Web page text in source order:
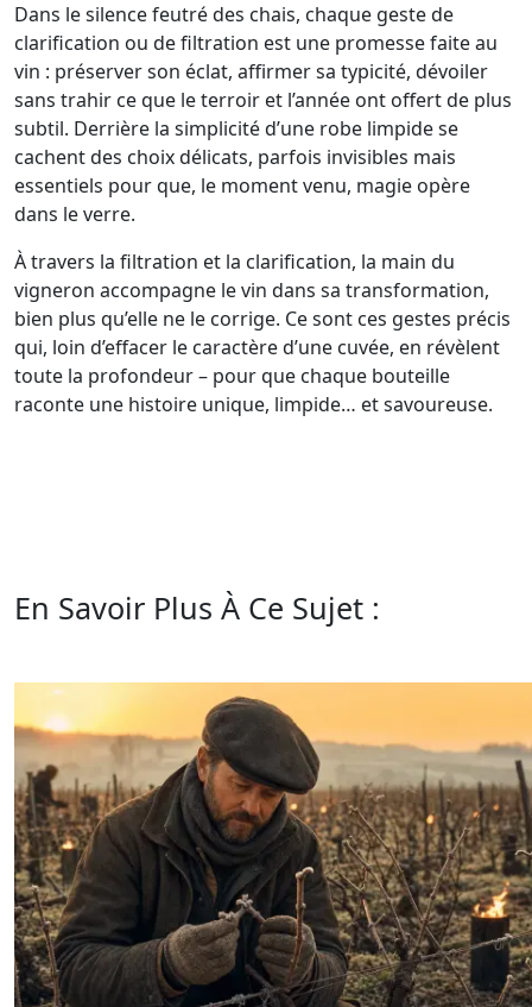
Dans le silence feutré des chais, chaque geste de
clarification ou de filtration est une promesse faite au
vin : préserver son éclat, affirmer sa typicité, dévoiler
sans trahir ce que le terroir et l’année ont offert de plus
subtil. Derrière la simplicité d’une robe limpide se
cachent des choix délicats, parfois invisibles mais
essentiels pour que, le moment venu, magie opère
dans le verre.
À travers la filtration et la clarification, la main du
vigneron accompagne le vin dans sa transformation,
bien plus qu’elle ne le corrige. Ce sont ces gestes précis
qui, loin d’effacer le caractère d’une cuvée, en révèlent
toute la profondeur – pour que chaque bouteille
raconte une histoire unique, limpide… et savoureuse.
En Savoir Plus À Ce Sujet :